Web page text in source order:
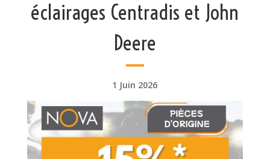
éclairages Centradis et John
Deere
1 Juin 2026